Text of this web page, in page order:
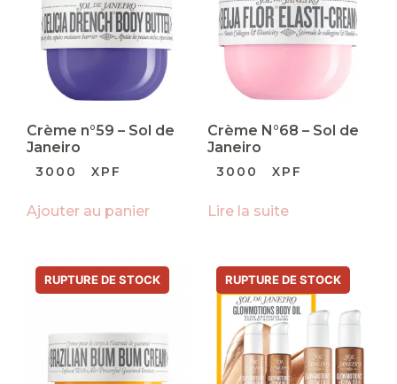
Crème n°59 – Sol de
Janeiro
3000 XPF
Ajouter au panier
Crème N°68 – Sol de
Janeiro
3000 XPF
Lire la suite